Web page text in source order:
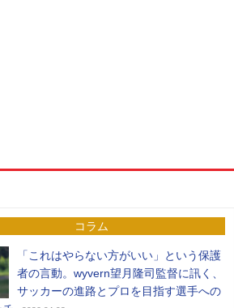
コラム
「これはやらない方がいい」という保護
者の言動。wyvern望月隆司監督に訊く、
サッカーの進路とプロを目指す選手への